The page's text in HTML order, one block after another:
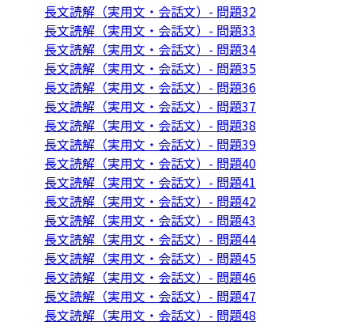
長文読解（実用文・会話文）- 問題32
長文読解（実用文・会話文）- 問題33
長文読解（実用文・会話文）- 問題34
長文読解（実用文・会話文）- 問題35
長文読解（実用文・会話文）- 問題36
長文読解（実用文・会話文）- 問題37
長文読解（実用文・会話文）- 問題38
長文読解（実用文・会話文）- 問題39
長文読解（実用文・会話文）- 問題40
長文読解（実用文・会話文）- 問題41
長文読解（実用文・会話文）- 問題42
長文読解（実用文・会話文）- 問題43
長文読解（実用文・会話文）- 問題44
長文読解（実用文・会話文）- 問題45
長文読解（実用文・会話文）- 問題46
長文読解（実用文・会話文）- 問題47
長文読解（実用文・会話文）- 問題48